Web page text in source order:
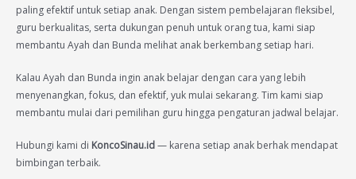
paling efektif untuk setiap anak. Dengan sistem pembelajaran fleksibel,
guru berkualitas, serta dukungan penuh untuk orang tua, kami siap
membantu Ayah dan Bunda melihat anak berkembang setiap hari.
Kalau Ayah dan Bunda ingin anak belajar dengan cara yang lebih
menyenangkan, fokus, dan efektif, yuk mulai sekarang. Tim kami siap
membantu mulai dari pemilihan guru hingga pengaturan jadwal belajar.
Hubungi kami di KoncoSinau.id— karena setiap anak berhak mendapat
bimbingan terbaik.